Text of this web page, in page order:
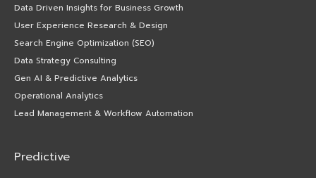
Data Driven Insights for Business Growth
User Experience Research & Design
Search Engine Optimization (SEO)
Data Strategy Consulting
Gen AI & Predictive Analytics
Operational Analytics
Lead Management & Workflow Automation
Predictive